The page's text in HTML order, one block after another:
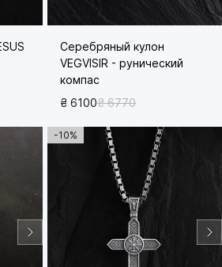
Серебряный кулон
VEGVISIR - рунический
компас
₴ 6100₴ 6770
-10%